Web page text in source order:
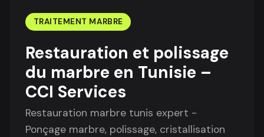
TRAITEMENT MARBRE
Restauration et polissage
du marbre en Tunisie –
CCI Services
Restauration marbre tunis expert -
Ponçage marbre, polissage, cristallisation